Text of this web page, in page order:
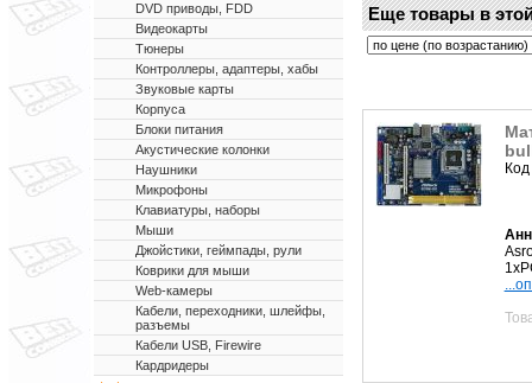
DVD приводы, FDD
Видеокарты
Тюнеры
Контроллеры, адаптеры, хабы
Звуковые карты
Корпуса
Блоки питания
Акустические колонки
Наушники
Микрофоны
Клавиатуры, наборы
Мыши
Джойстики, геймпады, рули
Коврики для мыши
Web-камеры
Кабели, переходники, шлейфы,
разъемы
Кабели USB, Firewire
Кардридеры
Еще товары в